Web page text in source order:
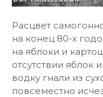
Расцвет
на конец 80-х
на яблоки и
отсутствии
водку гнали из
повсеместно